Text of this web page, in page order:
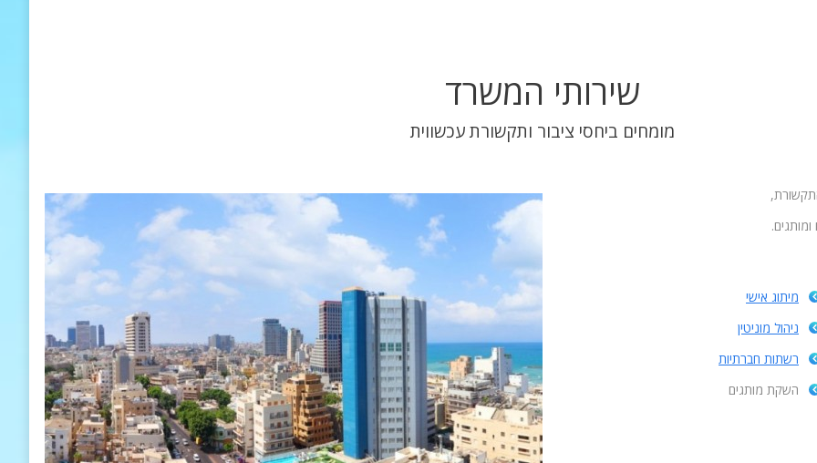
שירותי המשרד
מומחים ביחסי ציבור ותקשורת עכשווית
מיתוג אישי
ניהול מוניטין
רשתות חברתיות
השקת מותגים